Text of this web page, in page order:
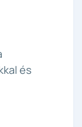
és